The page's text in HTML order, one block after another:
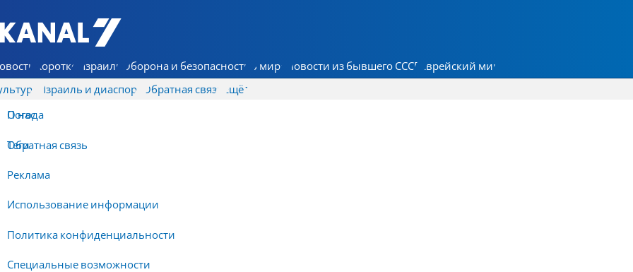
7 КАНАЛ - Аруц Шева
Коротко Израиль Оборона и безопасность В мире Новости из бывшего СССР Еврейский мир
Израиль и диаспора Обратная связь
О нас
Обратная связь
Реклама
Использование информации
Политика конфиденциальности
Специальные возможности
Ещё
Погода
Теги